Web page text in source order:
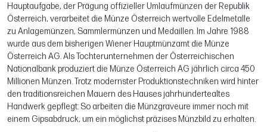
Hauptaufgabe, der Prägung offizieller Umlaufmünzen der Republik
Österreich, verarbeitet die Münze Österreich wertvolle Edelmetalle
zu Anlagemünzen, Sammlermünzen und Medaillen. Im Jahre 1988
wurde aus dem bisherigen Wiener Hauptmünzamt die Münze
Österreich AG. Als Tochterunternehmen der Österreichischen
Nationalbank produziert die Münze Österreich AG jährlich circa 450
Millionen Münzen. Trotz modernster Produktionstechniken wird hinter
den traditionsreichen Mauern des Hauses jahrhundertealtes
Handwerk gepflegt: So arbeiten die Münzgraveure immer noch mit
einem Gipsabdruck, um ein möglichst präzises Münzbild zu erhalten.